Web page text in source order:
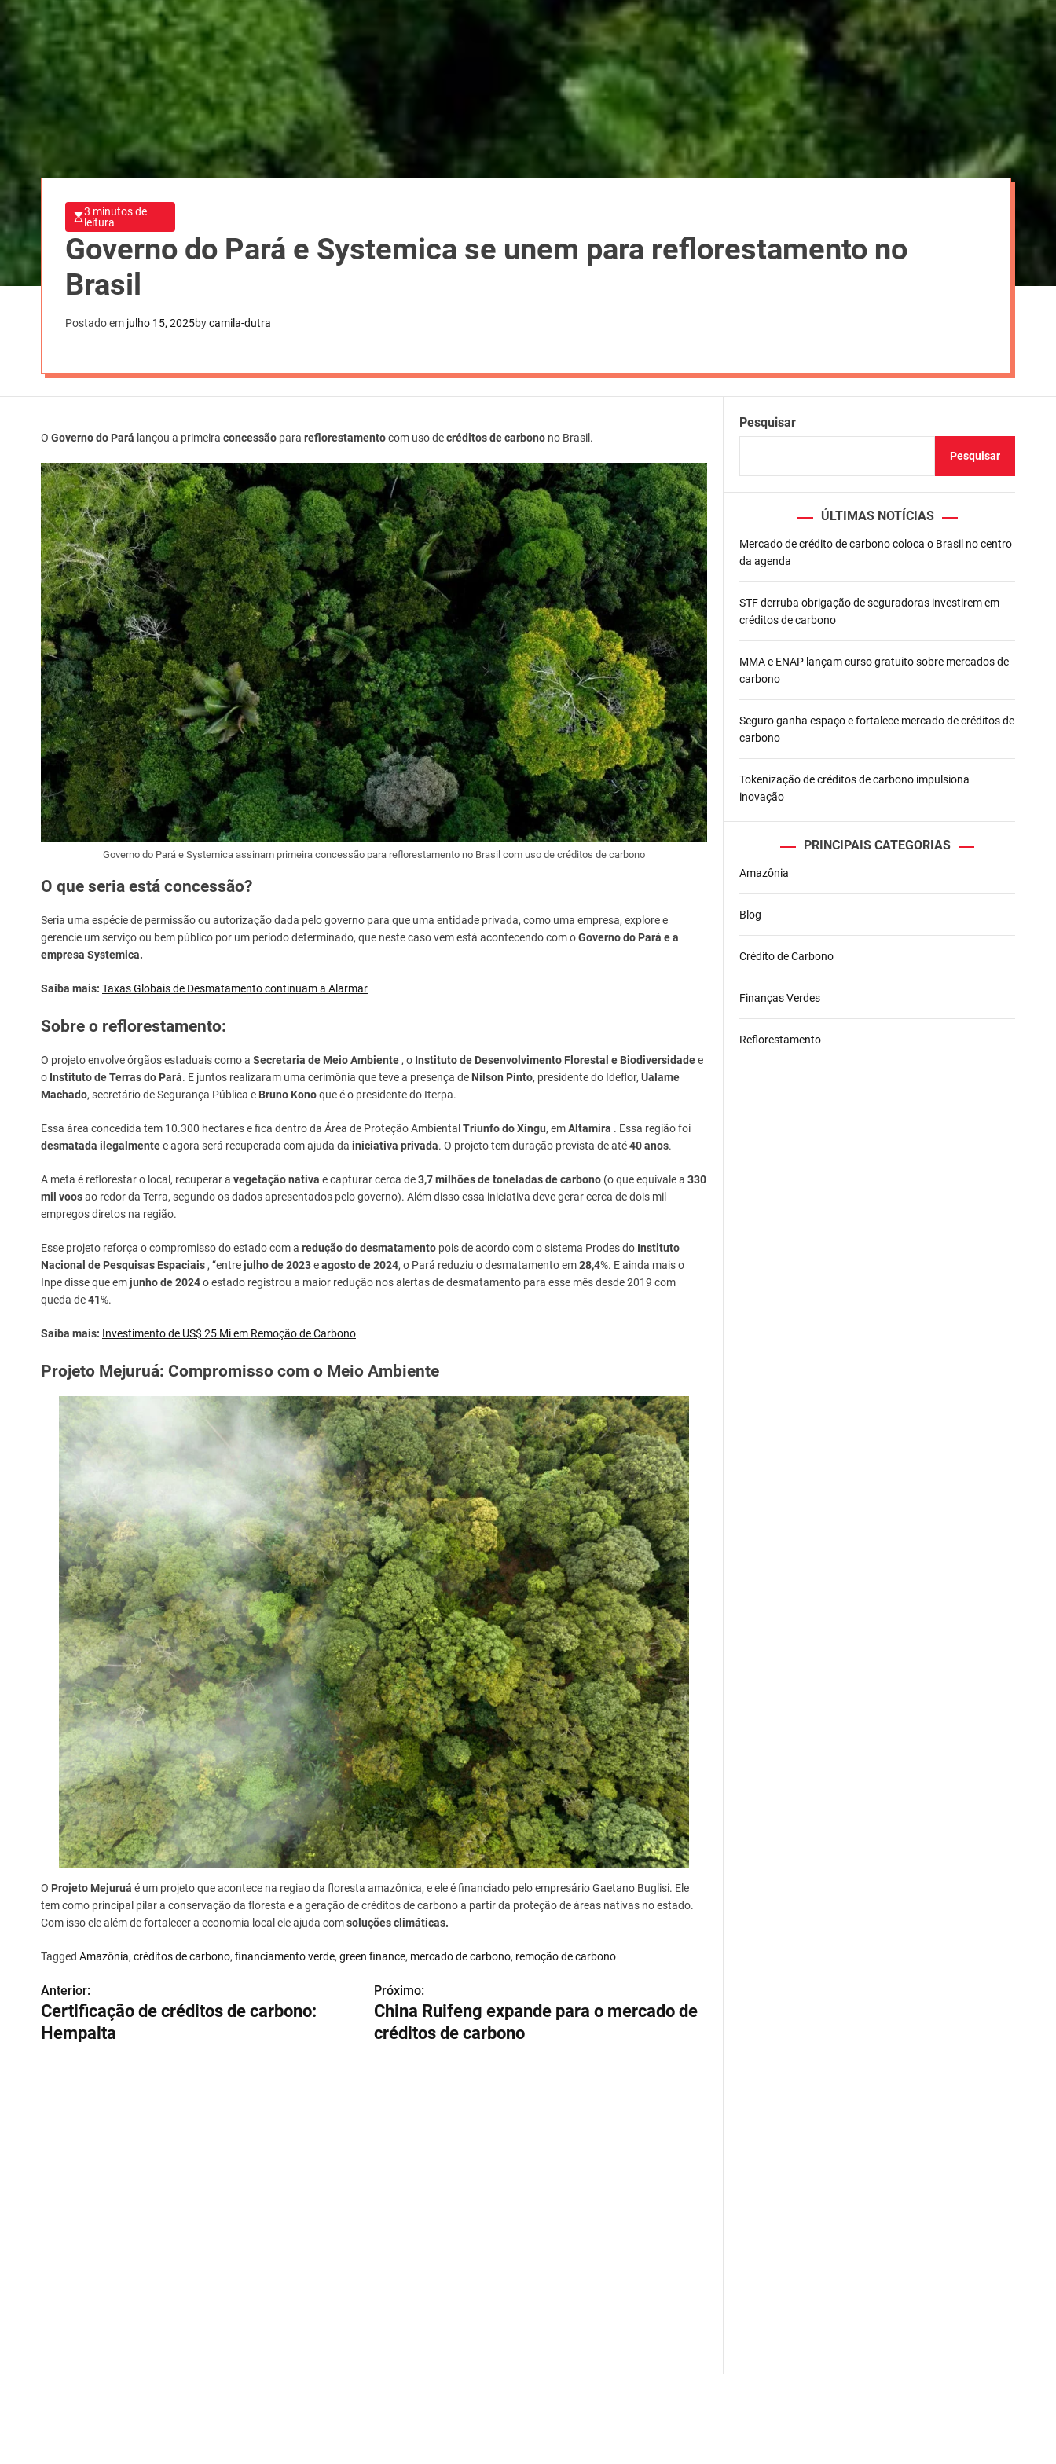
3 minutos de
leitura
Governo do Pará e Systemica se unem para reflorestamento no
Brasil
Postado em julho 15, 2025bycamila-dutra
O Governo do Pará lançou a primeira concessão para reflorestamentocom uso decréditos de carbono no Brasil.
Governo do Pará e Systemica assinam primeira concessão para reflorestamento no Brasil com uso de créditos de carbono
O que seria está concessão?
Seria uma espécie de permissão ou autorização dada pelo governo para que uma entidade privada, como uma empresa, explore e
gerencie um serviço ou bem público por um período determinado, que neste caso vem está acontecendo com oGoverno do Pará e a
empresa Systemica.
Saiba mais: Taxas Globais de Desmatamento continuam a Alarmar
Sobre o reflorestamento:
O projeto envolve órgãos estaduais como a Secretaria de Meio Ambiente, o Instituto de Desenvolvimento Florestal e Biodiversidadee
o Instituto de Terras do Pará. E juntos realizaram uma cerimônia que teve a presença de Nilson Pinto, presidente do Ideflor, Ualame
Machado, secretário de Segurança Pública e Bruno Konoque é o presidente do Iterpa.
Essa área concedida tem 10.300 hectares e fica dentro da Área de Proteção Ambiental Triunfo do Xingu, emAltamira . Essa região foi
desmatada ilegalmentee agora será recuperada com ajuda da iniciativa privada. O projeto tem duração prevista de até40 anos.
A meta é reflorestar o local, recuperar a vegetação nativa e capturar cerca de3,7 milhões de toneladas de carbono (o que equivale a 330
mil voosao redor da Terra, segundo os dados apresentados pelo governo). Além disso essa iniciativa deve gerar cerca de dois mil
empregos diretos na região.
Esse projeto reforça o compromisso do estado com a redução do desmatamento pois de acordo com o sistema Prodes do Instituto
Nacional de Pesquisas Espaciais, “entrejulho de 2023eagosto de 2024, o Pará reduziu o desmatamento em28,4%. E ainda mais o
Inpe disse que emjunho de 2024o estado registrou a maior redução nos alertas de desmatamento para esse mês desde 2019 com
queda de41%.
Saiba mais: Investimento de US$ 25 Mi em Remoção de Carbono
Projeto Mejuruá: Compromisso com o Meio Ambiente
O Projeto Mejuruá é um projeto que acontece na regiao da floresta amazônica, e ele é financiado pelo empresário Gaetano Buglisi. Ele
tem como principal pilar a conservação da floresta e a geração de créditos de carbono a partir da proteção de áreas nativas no estado.
Com isso ele além de fortalecer a economia local ele ajuda comsoluções climáticas.
Tagged Amazônia, créditos de carbono, financiamento verde, green finance, mercado de carbono, remoção de carbono
N
a
Anterior:
Certificação de créditos de carbono:
Hempalta
Próximo:
China Ruifeng expande para o mercado de
créditos de carbono
Pesquisar
Pesquisar
ÚLTIMAS NOTÍCIAS
Mercado de crédito de carbono coloca o Brasil no centro
da agenda
STF derruba obrigação de seguradoras investirem em
créditos de carbono
MMA e ENAP lançam curso gratuito sobre mercados de
carbono
Seguro ganha espaço e fortalece mercado de créditos de
carbono
Tokenização de créditos de carbono impulsiona
inovação
PRINCIPAIS CATEGORIAS
Amazônia
Blog
Crédito de Carbono
Finanças Verdes
Reflorestamento